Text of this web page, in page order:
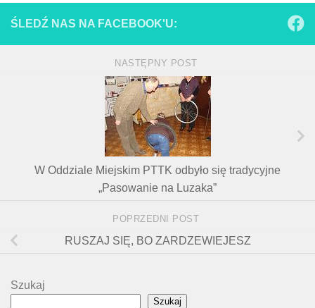
ŚLEDŹ NAS NA FACEBOOK'U:
NASTĘPNY POST
W Oddziale Miejskim PTTK odbyło się tradycyjne
„Pasowanie na Luzaka”
POPRZEDNI POST
RUSZAJ SIĘ, BO ZARDZEWIEJESZ
Szukaj
Szukaj